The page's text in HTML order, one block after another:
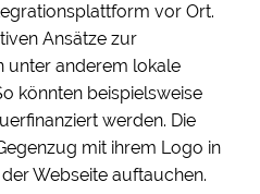
vor Ort.
Ansätze zur
unter anderem lokale
könnten beispielsweise
werden. Die
mit ihrem Logo in
Webseite auftauchen.